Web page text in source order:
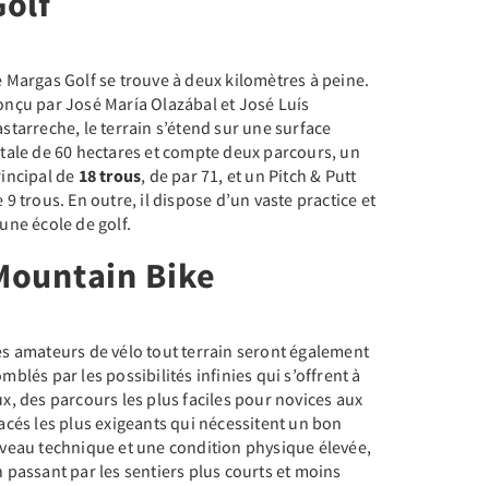
Margas Golf se trouve à deux kilomètres à peine.
par José María Olazábal et José Luís
le terrain s’étend sur une surface
de 60 hectares et compte deux parcours, un
de 18 trous, de par 71, et un Pitch & Putt
9 trous. En outre, il dispose d’un vaste practice et
école de golf.
Bike
amateurs de vélo tout terrain seront également
par les possibilités infinies qui s’offrent à
des parcours les plus faciles pour novices aux
les plus exigeants qui nécessitent un bon
technique et une condition physique élevée,
passant par les sentiers plus courts et moins